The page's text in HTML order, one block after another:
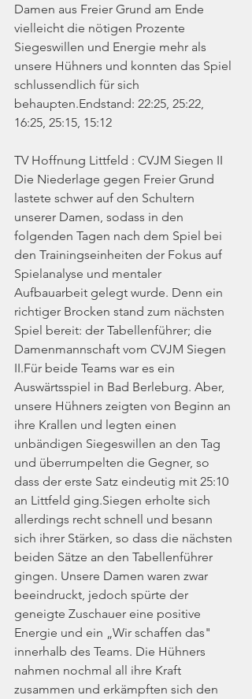
Damen aus Freier Grund am Ende
vielleicht die nötigen Prozente
Siegeswillen und Energie mehr als
unsere Hühners und konnten das Spiel
schlussendlich für sich
behaupten.Endstand: 22:25, 25:22,
16:25, 25:15, 15:12
TV Hoffnung Littfeld : CVJM Siegen II
Die Niederlage gegen Freier Grund
lastete schwer auf den Schultern
unserer Damen, sodass in den
folgenden Tagen nach dem Spiel bei
den Trainingseinheiten der Fokus auf
Spielanalyse und mentaler
Aufbauarbeit gelegt wurde. Denn ein
richtiger Brocken stand zum nächsten
Spiel bereit: der Tabellenführer; die
Damenmannschaft vom CVJM Siegen
II.Für beide Teams war es ein
Auswärtsspiel in Bad Berleburg. Aber,
unsere Hühners zeigten von Beginn an
ihre Krallen und legten einen
unbändigen Siegeswillen an den Tag
und überrumpelten die Gegner, so
dass der erste Satz eindeutig mit 25:10
an Littfeld ging.Siegen erholte sich
allerdings recht schnell und besann
sich ihrer Stärken, so dass die nächsten
beiden Sätze an den Tabellenführer
gingen. Unsere Damen waren zwar
beeindruckt, jedoch spürte der
geneigte Zuschauer eine positive
Energie und ein „Wir schaffen das"
innerhalb des Teams. Die Hühners
nahmen nochmal all ihre Kraft
zusammen und erkämpften sich den